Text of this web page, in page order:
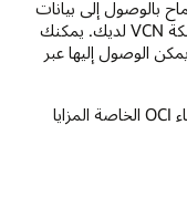
بالوصول إلى بيانات
تخزين الكائنات عبر عنوان IP خاص داخل شبكة VCN لديك. يمكنك
الوصول إليها عبر
بالمقارنة مع بوابة خدمة OCI، توفر نقطة انتهاء OCI الخاصة المزايا